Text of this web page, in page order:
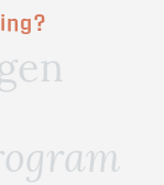
en
ogram